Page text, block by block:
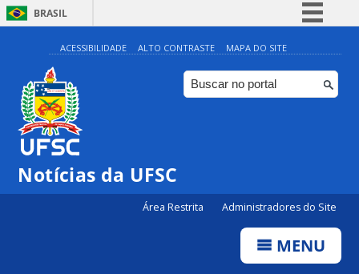
BRASIL
Simplifique!
Comunica BR
Participe
ACESSIBILIDADE ALTO CONTRASTE MAPA DO SITE
Notícias da UFSC
Área Restrita Administradores do Site
MENU